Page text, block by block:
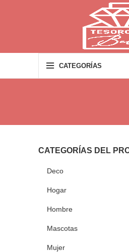
CATEGORÍAS
CATEGORÍAS DEL
Deco
Hogar
Hombre
Mascotas
Mujer